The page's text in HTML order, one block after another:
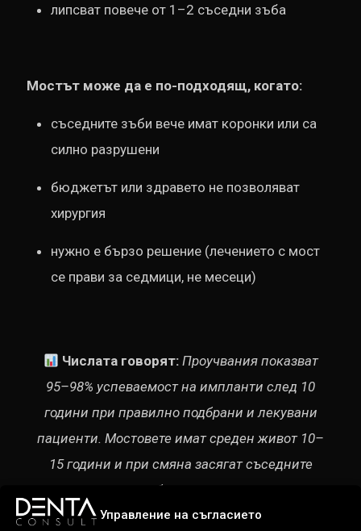
Управление на съгласието
липсват повече от 1–2 съседни зъба
Мостът може да е по-подходящ, когато:
съседните зъби вече имат коронки или са
силно разрушени
бюджетът или здравето не позволяват
хирургия
нужно е бързо решение (лечението с мост
се прави за седмици, не месеци)
Числата говорят: Проучвания показват
95–98% успеваемост на импланти след 10
години при правилно подбрани и лекувани
пациенти. Мостовете имат среден живот 10–
15 години и при смяна засягат съседните
зъби отново.